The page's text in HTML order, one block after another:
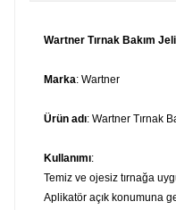
Wartner Tırnak Bakım Jeli
Marka: Wartner
Ürün adı: Wartner Tırnak
Kullanımı:
Temiz ve ojesiz tırnağa
Aplikatör açık konumuna